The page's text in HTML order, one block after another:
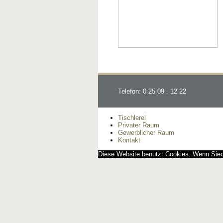
Telefon: 0 25 09 . 12 22
Tischlerei
Privater Raum
Gewerblicher Raum
Kontakt
Diese Website benutzt Cookies. Wenn